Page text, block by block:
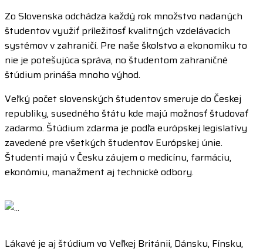
Zo Slovenska odchádza každý rok množstvo nadaných
študentov využiť príležitosť kvalitných vzdelávacích
systémov v zahraničí. Pre naše školstvo a ekonomiku to
nie je potešujúca správa, no študentom zahraničné
štúdium prináša mnoho výhod.
Veľký počet slovenských študentov smeruje do Českej
republiky, susedného štátu kde majú možnosť študovať
zadarmo. Štúdium zdarma je podľa európskej legislatívy
zavedené pre všetkých študentov Európskej únie.
Študenti majú v Česku záujem o medicínu, farmáciu,
ekonómiu, manažment aj technické odbory.
Lákavé je aj štúdium vo Veľkej Británii, Dánsku, Fínsku,